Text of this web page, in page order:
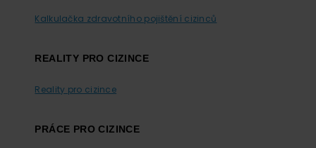
Kalkulačka zdravotního pojištění cizinců
REALITY PRO CIZINCE
Reality pro cizince
PRÁCE PRO CIZINCE